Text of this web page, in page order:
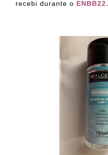
recebi durante o ENBB22.